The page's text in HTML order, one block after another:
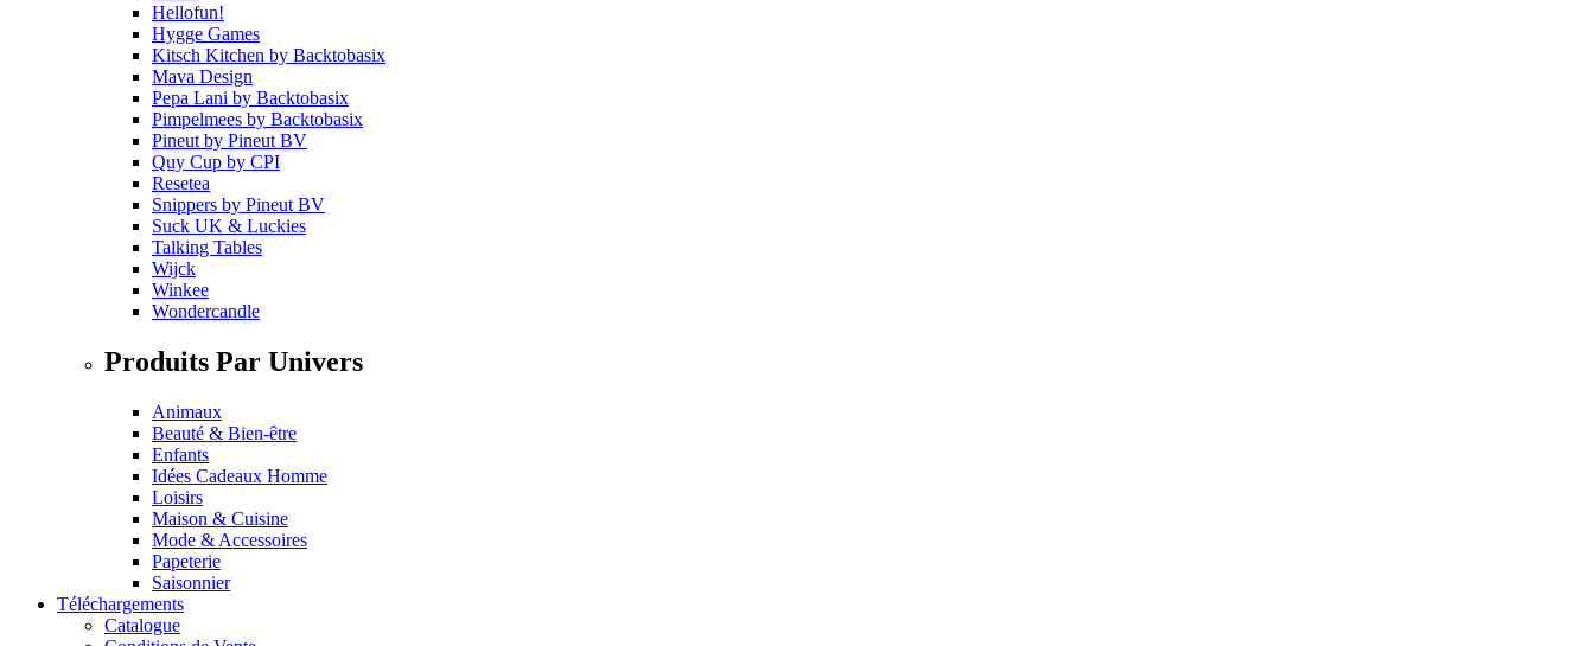
Hellofun!
Hygge Games
Kitsch Kitchen by Backtobasix
Mava Design
Pepa Lani by Backtobasix
Pimpelmees by Backtobasix
Pineut by Pineut BV
Quy Cup by CPI
Resetea
Snippers by Pineut BV
Suck UK & Luckies
Talking Tables
Wijck
Winkee
Wondercandle
Produits Par Univers
Animaux
Beauté & Bien-être
Enfants
Idées Cadeaux Homme
Loisirs
Maison & Cuisine
Mode & Accessoires
Papeterie
Saisonnier
Téléchargements
Catalogue